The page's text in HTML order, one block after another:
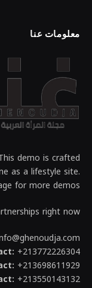
معلومات عنا
demo is crafted
as a lifestyle site.
for more demos.
right now.
+213772226304
+213698611929
+213550143132